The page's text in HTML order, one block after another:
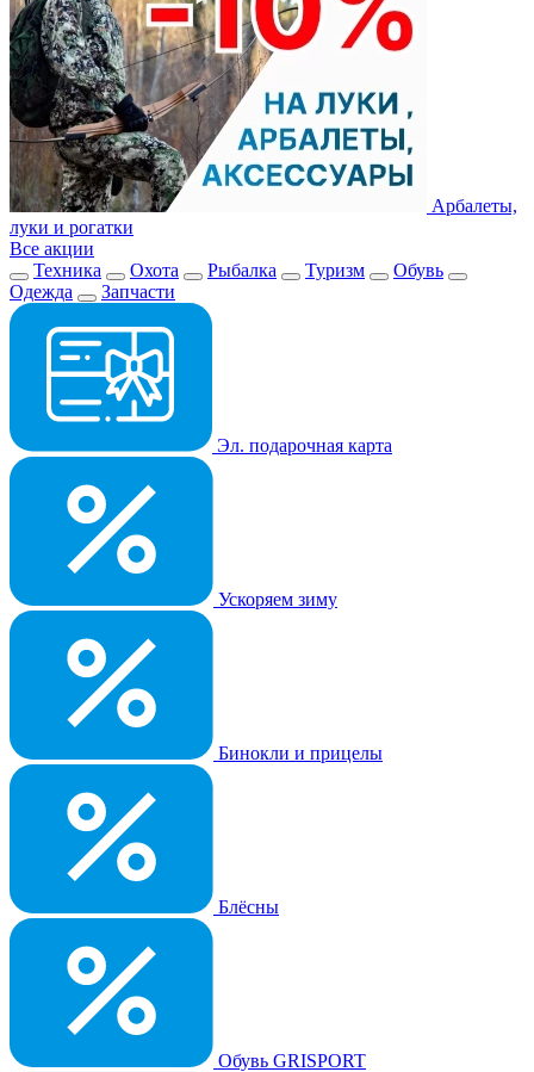
Арбалеты,
луки и рогатки
Все акции
Техника
Охота Рыбалка Туризм
Обувь
Одежда
Запчасти
Эл. подарочная карта
Ускоряем зиму
Бинокли и прицелы
Блёсны
Обувь GRISPORT